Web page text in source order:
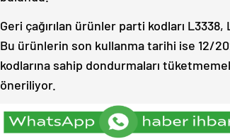
Geri çağırılan ürünler parti kodları
Bu ürünlerin son kullanma tarihi ise 12/
kodlarına sahip dondurmaları
öneriliyor.